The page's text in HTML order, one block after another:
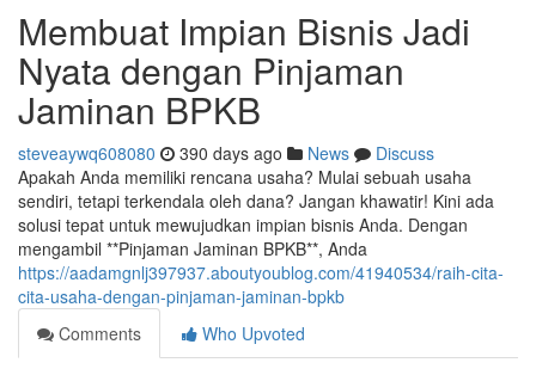
Membuat Impian Bisnis Jadi
Nyata dengan Pinjaman
Jaminan BPKB
steveaywq608080 390 days ago News
Discuss
Apakah Anda memiliki rencana usaha? Mulai sebuah usaha
sendiri, tetapi terkendala oleh dana? Jangan khawatir! Kini ada
solusi tepat untuk mewujudkan impian bisnis Anda. Dengan
mengambil **Pinjaman Jaminan BPKB**, Anda
https://aadamgnlj397937.aboutyoublog.com/41940534/raih-cita-
cita-usaha-dengan-pinjaman-jaminan-bpkb
Comments
Who Upvoted